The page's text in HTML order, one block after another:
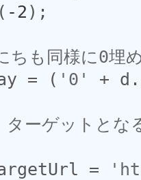
( -2 );
も同様に0埋
= ( '0' + d .
ゲットとな
=